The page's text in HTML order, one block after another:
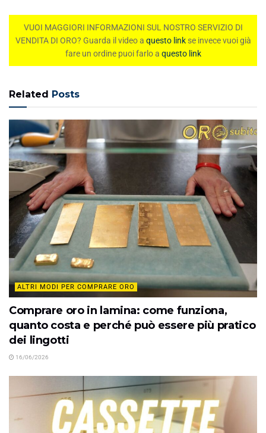
VUOI MAGGIORI INFORMAZIONI SUL NOSTRO SERVIZIO DI
VENDITA DI ORO? Guarda il video a questo linkse invece vuoi già
fare un ordine puoi farlo a questo link
Related Posts
ALTRI MODI PER COMPRARE ORO
Comprare oro in lamina: come funziona,
quanto costa e perché può essere più pratico
dei lingotti
16/06/2026